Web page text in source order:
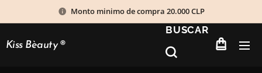
Monto minimo de compra 20.000 CLP
Kiss Bèauty®
BUSCAR